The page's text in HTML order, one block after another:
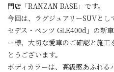
門店「RANZAN BASE」です。
今回は、ラグジュアリーSUVと
セデス・ベンツ GLE400d」の新
ー様、大切な愛車のご確認と施
とうございます。
ボディカラーは、高級感あふれ